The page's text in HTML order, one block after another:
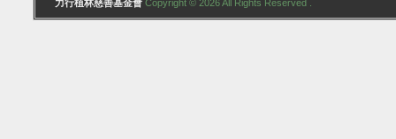
力行植林慈善基金會 Copyright © 2026 All Rights Reserved .